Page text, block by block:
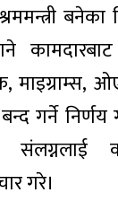
माइग्राम्स,
गर्ने
गरे।